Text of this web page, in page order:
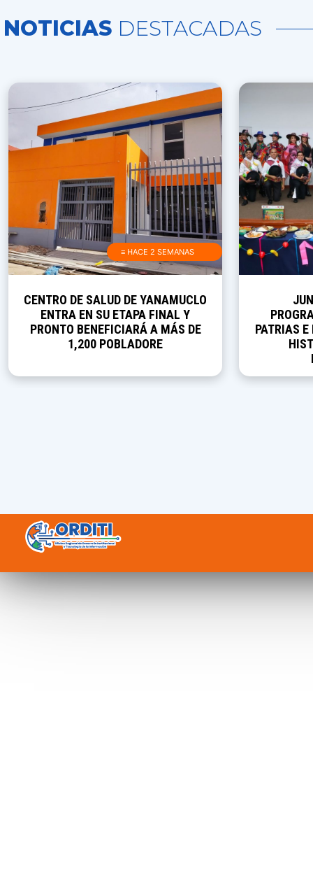
NOTICIAS DESTACADAS
≡ HACE 2 SEMANAS
CENTRO DE SALUD DE YANAMUCLO
ENTRA EN SU ETAPA FINAL Y
PRONTO BENEFICIARÁ A MÁS DE
1,200 POBLADORE
PATRIAS